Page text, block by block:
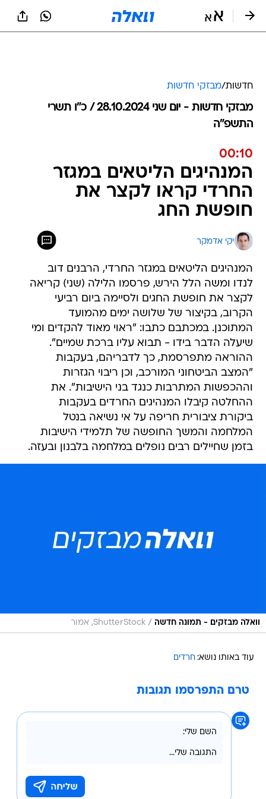
חדשות/מבזקי חדשות
מבזקי חדשות - יום שני 28.10.2024 / כ״ו תשרי
התשפ"ה
00:10
המנהיגים הליטאים במגזר
החרדי קראו לקצר את
חופשת החג
יקי אדמקר
המנהיגים הליטאים במגזר החרדי, הרבנים דוב
לנדו ומשה הלל הירש, פרסמו הלילה (שני) קריאה
לקצר את חופשת החגים ולסיימה ביום רביעי
הקרוב, בקיצור של שלושה ימים מהמועד
המתוכנן. במכתבם כתבו: "ראוי מאוד להקדים ומי
שיעלה הדבר בידו - תבוא עליו ברכת שמיים".
ההוראה מתפרסמת, כך לדבריהם, בעקבות
"המצב הביטחוני המורכב, וכן ריבוי הגזרות
וההכפשות המתרבות כנגד בני הישיבות". את
ההחלטה קיבלו המנהיגים החרדים בעקבות
ביקורת ציבורית חריפה על אי נשיאה בנטל
המלחמה והמשך החופשה של תלמידי הישיבות
בזמן שחיילים רבים נופלים במלחמה בלבנון ובעזה.
וואלה מבזקים - תמונה חדשה / ShutterStock, אמור
עוד באותו נושא: חרדים
טרם התפרסמו תגובות